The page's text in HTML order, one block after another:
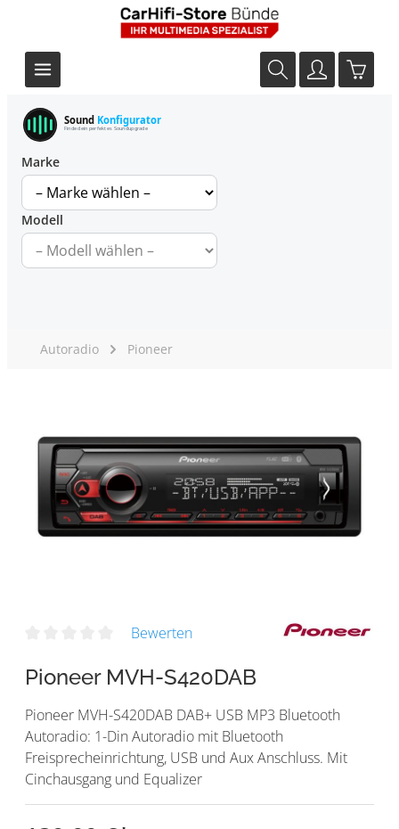
Sound Konfigurator
Finde dein perfektes Soundupgrade
Marke
Modell
Autoradio Pioneer
Bewerten
Pioneer MVH-S420DAB
Pioneer MVH-S420DAB DAB+ USB MP3 Bluetooth
Autoradio: 1-Din Autoradio mit Bluetooth
Freisprecheinrichtung, USB und Aux Anschluss. Mit
Cinchausgang und Equalizer